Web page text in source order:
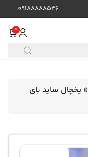
09188888546
0
» یخچال ساید بای